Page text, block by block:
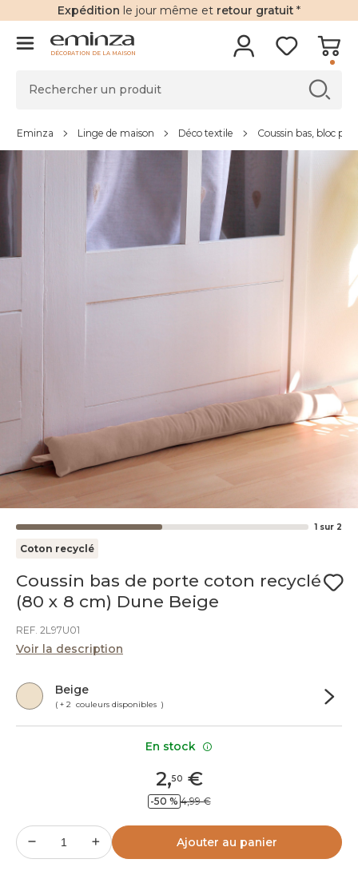
Expédition le jour même et retour gratuit *
DÉCORATION DE LA MAISON
Eminza Linge de maison Déco textile Coussin bas, bloc
1 sur 2
Coton recyclé
Coussin bas de porte coton recyclé
(80 x 8 cm) Dune Beige
REF. 2L97U01
Voir la description
Beige
( + 2 couleurs disponibles )
2,50€
-50 % 4,99 €
Ajouter au panier